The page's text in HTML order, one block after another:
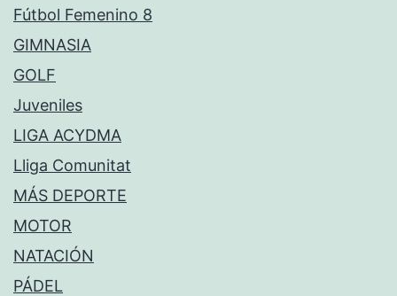
Fútbol Femenino 8
GIMNASIA
GOLF
Juveniles
LIGA ACYDMA
Lliga Comunitat
MÁS DEPORTE
MOTOR
NATACIÓN
PÁDEL